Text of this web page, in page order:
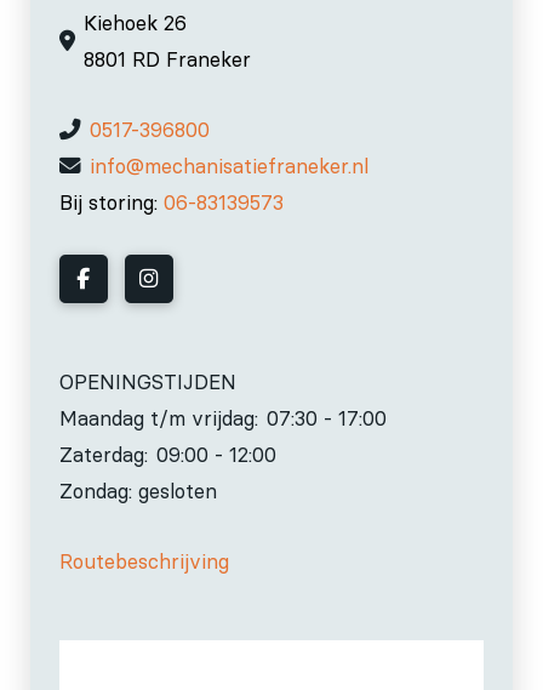
Kiehoek 26
8801 RD Franeker
0517-396800
info@mechanisatiefraneker.nl
Bij storing: 06-83139573
OPENINGSTIJDEN
Maandag t/m vrijdag: 07:30 - 17:00
Zaterdag: 09:00 - 12:00
Zondag: gesloten
Routebeschrijving